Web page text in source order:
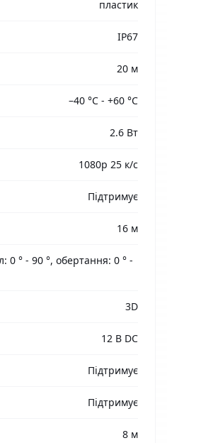
пластик
IP67
20 м
–40 °C - +60 °C
2.6 Вт
1080p 25 к/с
Підтримує
16 м
0 ° - 90 °, обертання: 0 ° -
3D
12 В DC
Підтримує
Підтримує
8 м